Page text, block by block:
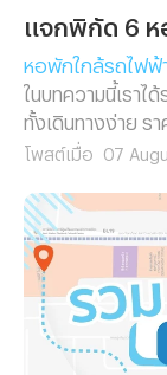
หอพักใกล้รถไฟฟ้
ในบทความนี้เราไ
ทั้งเดินทางง่าย รา
สบาย ๆ พร้อมสิ่ง
โพสต์เมื่อ 07